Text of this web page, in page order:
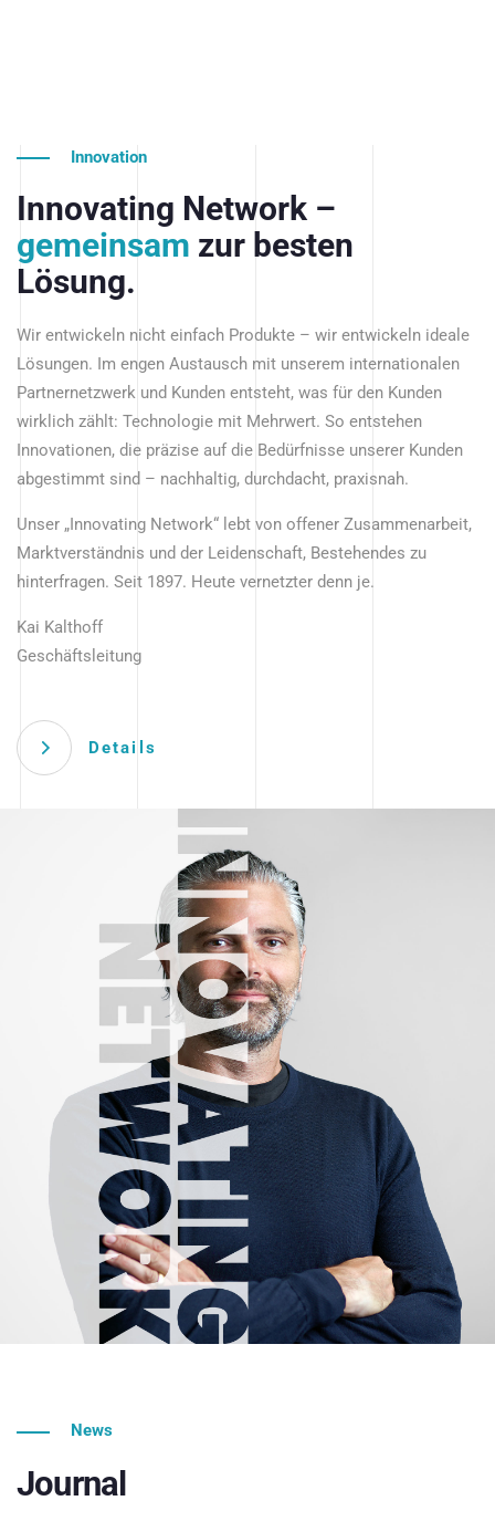
Innovation
Innovating Network –
gemeinsam zur besten
Lösung.
Wir entwickeln nicht einfach Produkte – wir entwickeln ideale
Lösungen. Im engen Austausch mit unserem internationalen
Partnernetzwerk und Kunden entsteht, was für den Kunden
wirklich zählt: Technologie mit Mehrwert. So entstehen
Innovationen, die präzise auf die Bedürfnisse unserer Kunden
abgestimmt sind – nachhaltig, durchdacht, praxisnah.
Unser „Innovating Network“ lebt von offener Zusammenarbeit,
Marktverständnis und der Leidenschaft, Bestehendes zu
hinterfragen. Seit 1897. Heute vernetzter denn je.
Kai Kalthoff
Geschäftsleitung
Details
News
Journal